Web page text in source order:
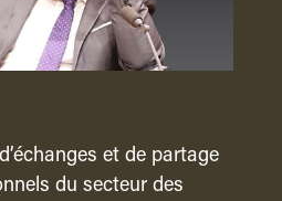
et de partage
du secteur des